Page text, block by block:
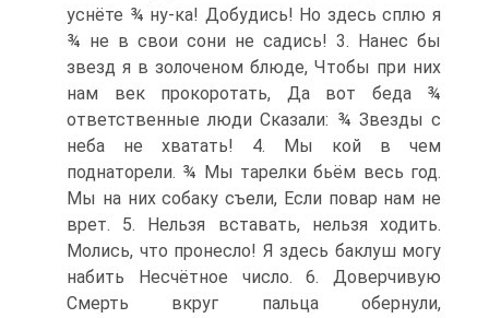
уснёте ¾ ну-ка! Добудись! Но здесь сплю я
¾ не в свои сони не садись! 3. Нанес бы
звезд я в золоченом блюде, Чтобы при них
нам век прокоротать, Да вот беда ¾
ответственные люди Сказали: ¾ Звезды с
неба не хватать! 4. Мы кой в чем
поднаторели. ¾ Мы тарелки бьём весь год.
Мы на них собаку съели, Если повар нам не
врет. 5. Нельзя вставать, нельзя ходить.
Молись, что пронесло! Я здесь баклуш могу
набить Несчётное число. 6. Доверчивую
Смерть вкруг пальца обернули,